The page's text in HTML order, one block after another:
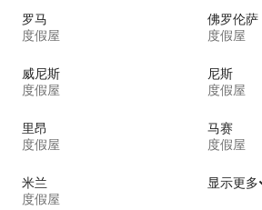
罗马
度假屋
佛罗伦萨
度假屋
威尼斯
度假屋
尼斯
度假屋
里昂
度假屋
马赛
度假屋
米兰
度假屋
显示更多